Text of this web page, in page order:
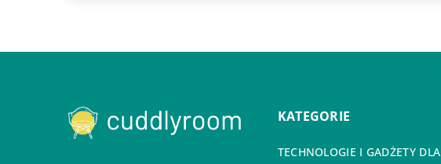
KATEGORIE
TECHNOLOGIE I GADŻETY DLA